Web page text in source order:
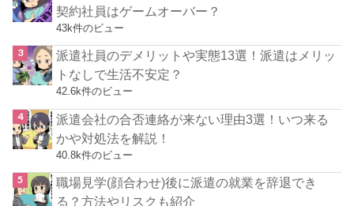
契約社員はゲームオーバー？
43k件のビュー
派遣社員のデメリットや実態13選！派遣はメリッ
トなしで生活不安定？
42.6k件のビュー
派遣会社の合否連絡が来ない理由3選！いつ来る
かや対処法を解説！
40.8k件のビュー
職場見学(顔合わせ)後に派遣の就業を辞退でき
る？方法やリスクも紹介